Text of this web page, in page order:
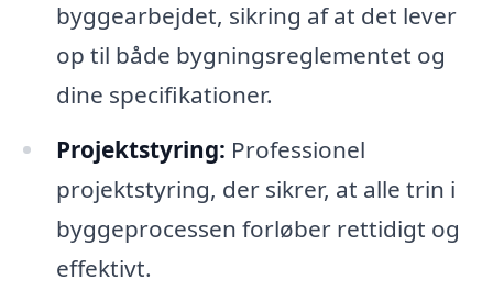
byggearbejdet, sikring af at det lever
op til både bygningsreglementet og
dine specifikationer.
Projektstyring: Professionel
projektstyring, der sikrer, at alle trin i
byggeprocessen forløber rettidigt og
effektivt.